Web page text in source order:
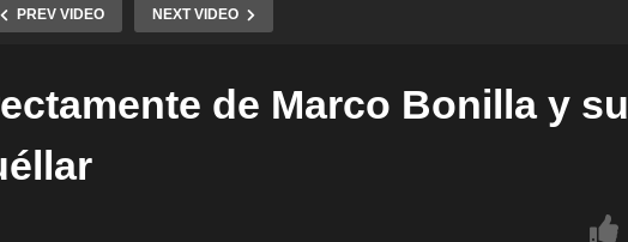
PREV VIDEO NEXT VIDEO
de Marco Bonilla y su